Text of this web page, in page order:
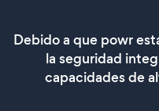
Debido a que powr
la seguridad
capacidades de